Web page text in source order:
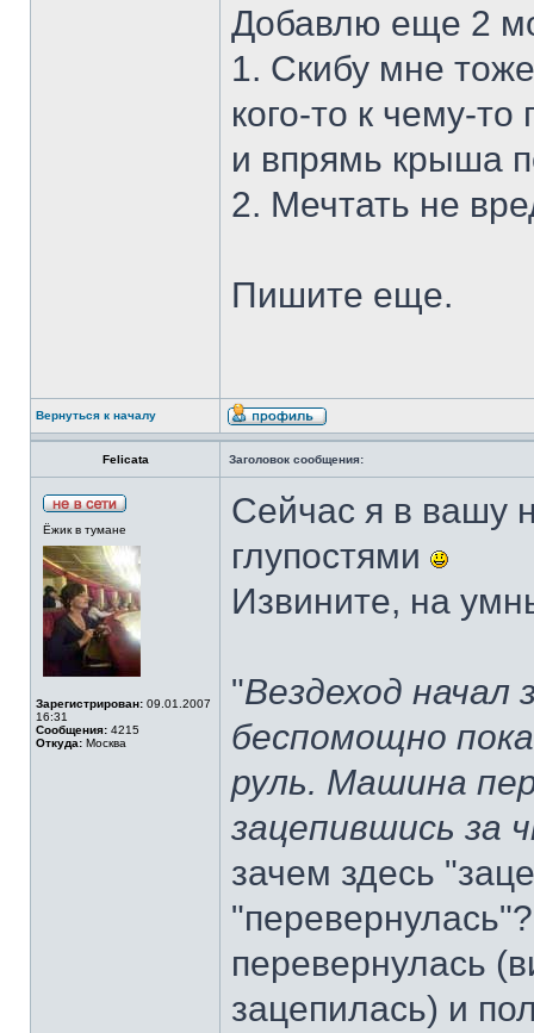
Добавлю еще 2
1. Скибу мне
кого-то к чему-
и впрямь крыша
2. Мечтать не
Пишите еще.
Вернуться к началу
Felicata Заголовок сообщения:
Ёжик в тумане
Зарегистрирован: 09.01.2007
16:31
Сообщения: 4215
Откуда: Москва
Сейчас я в вашу
глупостями
Извините, на
"Вездеход начал
беспомощно
руль. Машина
зацепившись за
зачем здесь
перевернулась
зацепилась) и